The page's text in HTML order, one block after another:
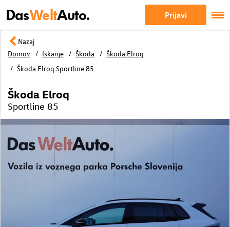
DasWeltAuto. Prijavi
Nazaj
Domov
Iskanje Škoda
Škoda Elroq
Škoda Elroq Sportline 85
Škoda Elroq
Sportline 85